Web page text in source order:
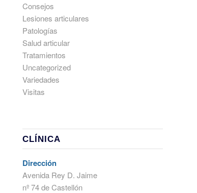
Consejos
Lesiones articulares
Patologías
Salud articular
Tratamientos
Uncategorized
Variedades
Visitas
CLÍNICA
Dirección
Avenida Rey D. Jaime
nº 74 de Castellón